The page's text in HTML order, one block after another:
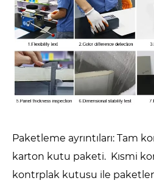
Paketleme ayrıntıları: Tam
karton kutu paketi. Kısmi
kontrplak kutusu ile